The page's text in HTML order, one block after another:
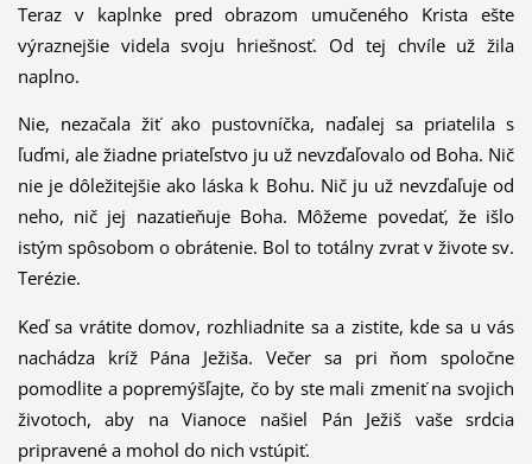
Teraz v kaplnke pred obrazom umučeného Krista ešte
výraznejšie videla svoju hriešnosť. Od tej chvíle už žila
naplno.
Nie, nezačala žiť ako pustovníčka, naďalej sa priatelila s
ľuďmi, ale žiadne priateľstvo ju už nevzďaľovalo od Boha. Nič
nie je dôležitejšie ako láska k Bohu. Nič ju už nevzďaľuje od
neho, nič jej nazatieňuje Boha. Môžeme povedať, že išlo
istým spôsobom o obrátenie. Bol to totálny zvrat v živote sv.
Terézie.
Keď sa vrátite domov, rozhliadnite sa a zistite, kde sa u vás
nachádza kríž Pána Ježiša. Večer sa pri ňom spoločne
pomodlite a popremýšľajte, čo by ste mali zmeniť na svojich
životoch, aby na Vianoce našiel Pán Ježiš vaše srdcia
pripravené a mohol do nich vstúpiť.